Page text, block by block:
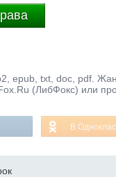
epub, txt, doc, pdf.
(ЛибФокс) или
В